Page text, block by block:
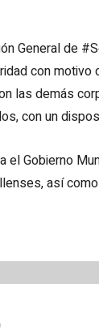
General de
con
las demás
con un
el Gobierno
así